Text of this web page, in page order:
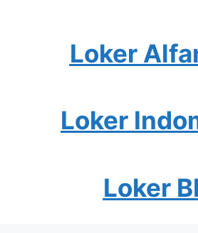
Loker
Loker
Loker